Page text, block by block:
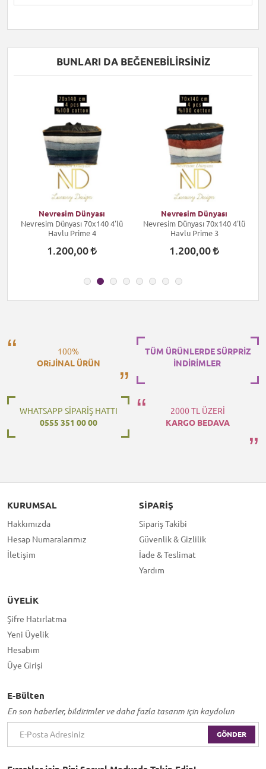
BUNLARI DA BEĞENEBILIRSINIZ
Nevresim Dünyası
Nevresim Dünyası 70x140 4'lü
Havlu Prime 4
1.200,00
Nevresim Dünyası
Nevresim Dünyası 70x140 4'lü
Havlu Prime 3
1.200,00
100%
ORiJİNAL ÜRÜN
TÜM ÜRÜNLERDE SÜRPRİZ
İNDİRİMLER
WHATSAPP SİPARİŞ HATTI
0555 351 00 00
2000 TL ÜZERİ
KARGO BEDAVA
KURUMSAL
Hakkımızda
Hesap Numaralarımız
İletişim
SIPARIŞ
Sipariş Takibi
Güvenlik & Gizlilik
İade & Teslimat
Yardım
ÜYELIK
Şifre Hatırlatma
Yeni Üyelik
Hesabım
Üye Girişi
E-Bülten
En son haberler, bildirimler ve daha fazla tasarım için kaydolun
GÖNDER